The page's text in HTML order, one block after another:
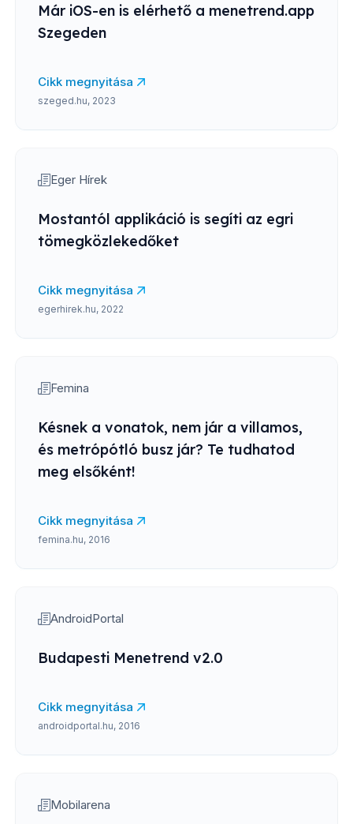
Már iOS-en is elérhető a menetrend.app
Szegeden
Cikk megnyitása
szeged.hu, 2023
Eger Hírek
Mostantól applikáció is segíti az egri
tömegközlekedőket
Cikk megnyitása
egerhirek.hu, 2022
Femina
Késnek a vonatok, nem jár a villamos,
és metrópótló busz jár? Te tudhatod
meg elsőként!
Cikk megnyitása
femina.hu, 2016
AndroidPortal
Budapesti Menetrend v2.0
Cikk megnyitása
androidportal.hu, 2016
Mobilarena